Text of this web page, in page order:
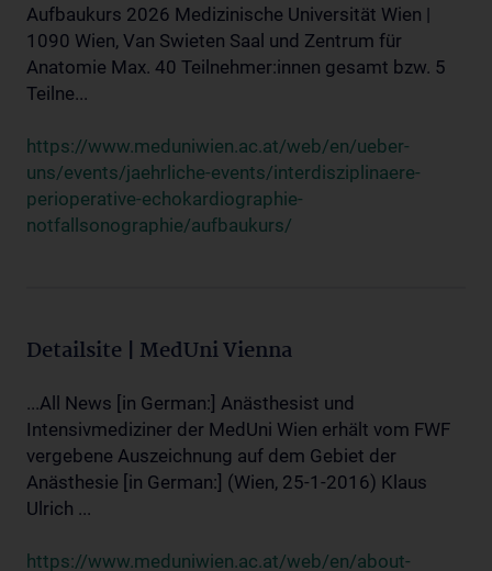
Aufbaukurs 2026 Medizinische Universität Wien |
1090 Wien, Van Swieten Saal und Zentrum für
Anatomie Max. 40 Teilnehmer:innen gesamt bzw. 5
Teilne...
https://www.meduniwien.ac.at/web/en/ueber-
uns/events/jaehrliche-events/interdisziplinaere-
perioperative-echokardiographie-
notfallsonographie/aufbaukurs/
Detailsite | MedUni Vienna
...All News [in German:] Anästhesist und
Intensivmediziner der MedUni Wien erhält vom FWF
vergebene Auszeichnung auf dem Gebiet der
Anästhesie [in German:] (Wien, 25-1-2016) Klaus
Ulrich ...
https://www.meduniwien.ac.at/web/en/about-